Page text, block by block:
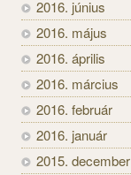
2016. június
2016. május
2016. április
2016. március
2016. február
2016. január
2015. december